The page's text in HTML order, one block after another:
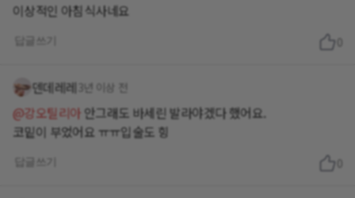
이상적인 아침식사네요
덴데레레 3년 이상 전
@강오틸리아 안그래도 바세린 발라야겠다 했어요.
코밑이 부었어요 ㅠㅠ입술도 힝